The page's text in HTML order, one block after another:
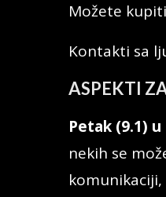
Možete
Kontakti sa
ASPEKTI
Petak (9.1) u
nekih se